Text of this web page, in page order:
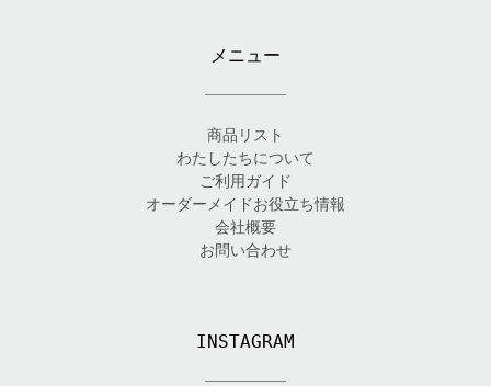
メニュー
商品リスト
わたしたちについて
ご利用ガイド
オーダーメイドお役立ち情報
会社概要
お問い合わせ
INSTAGRAM